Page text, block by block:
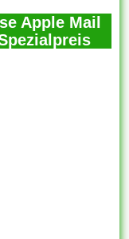
Apple Mail